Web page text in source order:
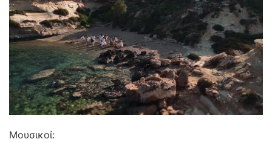
Μουσικοί: